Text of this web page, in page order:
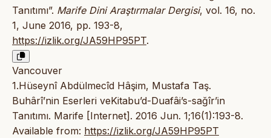
Tanıtımı”. Marife Dini Araştırmalar Dergisi, vol. 16, no.
1, June 2016, pp. 193-8,
https://izlik.org/JA59HP95PT.
Vancouver
1.Hüseynî Abdülmecîd Hâşim, Mustafa Taş.
Buhârî’nin Eserleri veKitabu’d-Duafâi’s-sağîr’in
Tanıtımı. Marife [Internet]. 2016 Jun. 1;16(1):193-8.
Available from: https://izlik.org/JA59HP95PT